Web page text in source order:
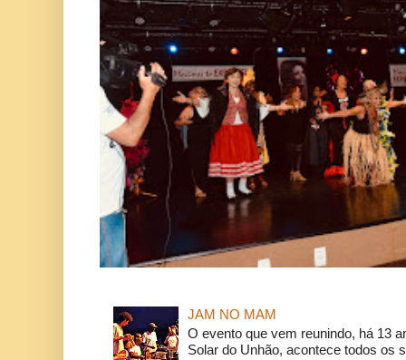
JAM NO MAM
O evento que vem reunindo, há 13
Solar do Unhão, acontece todos os